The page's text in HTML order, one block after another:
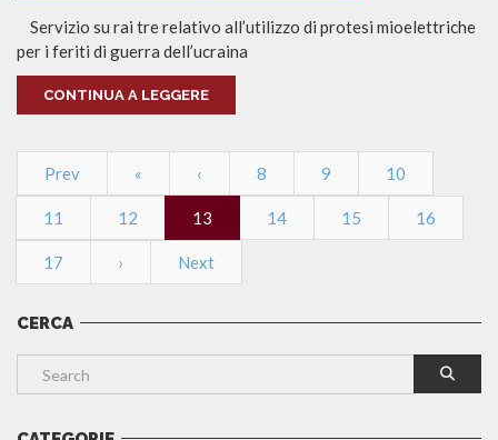
Servizio su rai tre relativo all’utilizzo di protesi mioelettriche
per i feriti di guerra dell’ucraina
CONTINUA A LEGGERE
Prev « ‹ 8 9 10
11 12 13 14 15 16
17 › Next
CERCA